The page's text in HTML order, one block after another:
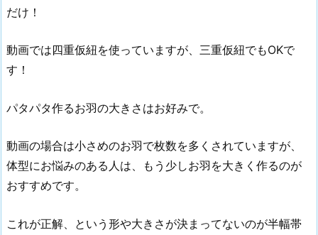
だけ！
動画では四重仮紐を使っていますが、三重仮紐でもOKで
す！
パタパタ作るお羽の大きさはお好みで。
動画の場合は小さめのお羽で枚数を多くされていますが、
体型にお悩みのある人は、もう少しお羽を大きく作るのが
おすすめです。
これが正解、という形や大きさが決まってないのが半幅帯